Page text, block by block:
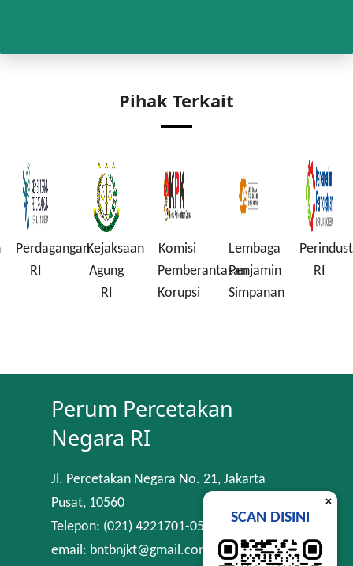
Pihak Terkait
Perdagangan
RI
Kejaksaan
Agung
RI
Komisi
Pemberantasan
Korupsi
Lembaga
Penjamin
Simpanan
RI
Perum Percetakan
Negara RI
Jl. Percetakan Negara No. 21, Jakarta
Pusat, 10560
Telepon: (021) 4221701-05
email: bntbnjkt@gmail.com
×
SCAN DISINI